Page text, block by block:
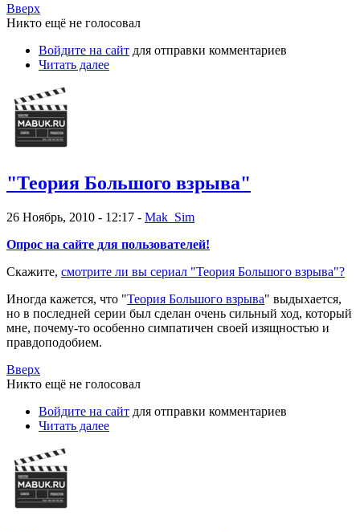
Вверх
Никто ещё не голосовал
Войдите на сайт для отправки комментариев
Читать далее
"Теория Большого взрыва"
26 Ноябрь, 2010 - 12:17 - Mak_Sim
Опрос на сайте для пользователей!
Скажите, смотрите ли вы сериал "Теория Большого взрыва"?
Иногда кажется, что "Теория Большого взрыва" выдыхается,
но в последней серии был сделан очень сильный ход, который
мне, почему-то особенно симпатичен своей изящностью и
правдоподобием.
Вверх
Никто ещё не голосовал
Войдите на сайт для отправки комментариев
Читать далее